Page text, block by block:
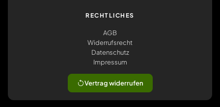
RECHTLICHES
AGB
Widerrufsrecht
Datenschutz
Impressum
Vertrag widerrufen